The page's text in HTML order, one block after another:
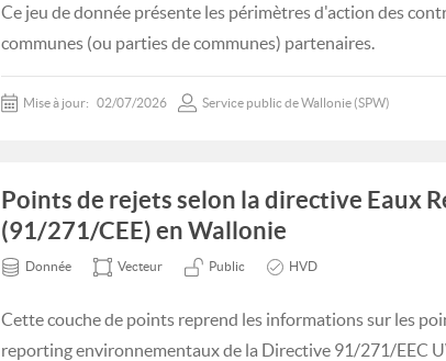
Ce jeu de donnée présente les périmètres d'action des
communes (ou parties de communes) partenaires.
Mise à jour: 02/07/2026 Service public de Wallonie (SPW)
Points de rejets selon la directive Eaux
(91/271/CEE) en Wallonie
Donnée Vecteur Public HVD
Cette couche de points reprend les informations sur les
reporting environnementaux de la Directive 91/271/EEC